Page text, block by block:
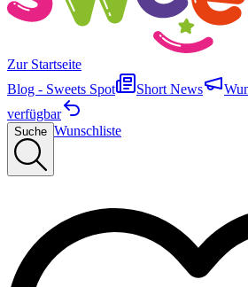
Zur Startseite
Blog - Sweets Spot
Short News
verfügbar
Suche Wunschliste